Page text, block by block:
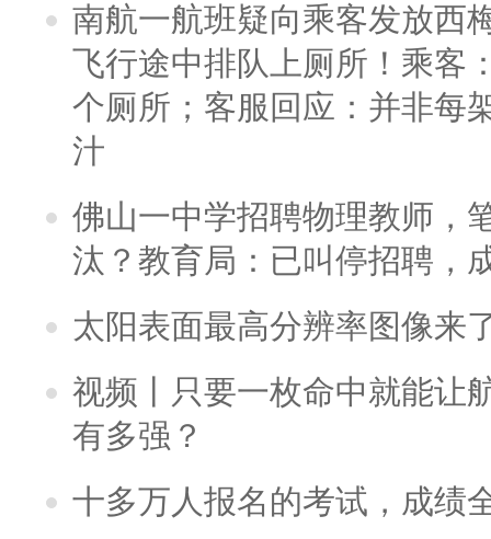
南航一航班疑向乘客发放西
飞行途中排队上厕所！乘客
个厕所；客服回应：并非每
汁
佛山一中学招聘物理教师，
汰？教育局：已叫停招聘，
太阳表面最高分辨率图像来
视频丨只要一枚命中就能让
有多强？
十多万人报名的考试，成绩